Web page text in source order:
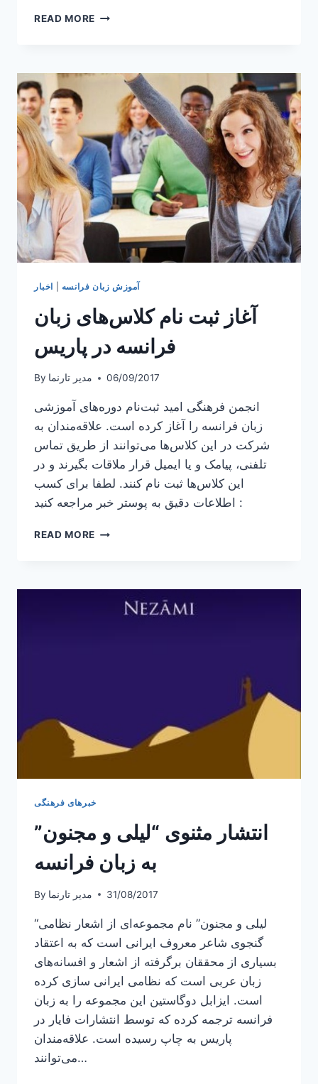
READ MORE ویدیو
قسمت
آموزش زبان فرانسه اخبار
آغاز ثبت نام کلاس‌های زبان
فرانسه در پاریس
By مدیر تارنما 06/09/2017
انجمن فرهنگی امید ثبت‌نام دوره‌های آموزشی
زبان فرانسه را آغاز کرده است. علاقه‌مندان به
شرکت در این کلاس‌ها می‌توانند از طریق تماس
تلفنی، پیامک و یا ایمیل قرار ملاقات بگیرند و در
این کلاس‌ها ثبت نام کنند. لطفا برای کسب
اطلاعات دقیق به پوستر خبر مراجعه کنید :
READ MORE آغاز
زبان
فرانسه
خبرهای فرهنگی
انتشار مثنوی “لیلی و مجنون”
به زبان فرانسه
By مدیر تارنما 31/08/2017
“لیلی و مجنون” نام مجموعه‌ای از اشعار نظامی
گنجوی شاعر معروف ایرانی است که به اعتقاد
بسیاری از محققان برگرفته از اشعار و افسانه‌های
زبان عربی است که نظامی ایرانی سازی کرده
است. ایزابل دوگاستین این مجموعه را به زبان
فرانسه ترجمه کرده که توسط انتشارات فایار در
پاریس به چاپ رسیده است. علاقه‌مندان
می‌توانند…